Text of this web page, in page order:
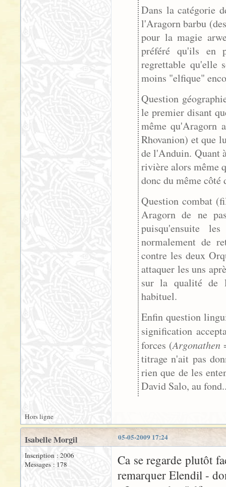
Dans la catégorie
l'Aragorn barbu
pour la magie
préféré qu'ils en
regrettable qu'elle
moins "elfique"
Question
le premier disant
même qu'Aragorn
Rhovanion) et que
de l'Anduin. Quant
rivière alors même
donc du même
Question combat
Aragorn de ne
puisqu'ensuite
normalement de
contre les deux
attaquer les uns
sur la qualité de
habituel.
Enfin question
signification
forces (Argonathen
titrage n'ait pas
rien que de les
David Salo, au
Hors ligne
05-05-2009 17:24
Isabelle Morgil
Inscription : 2006
Messages : 178
Ca se regarde plutôt
remarquer Elendil -